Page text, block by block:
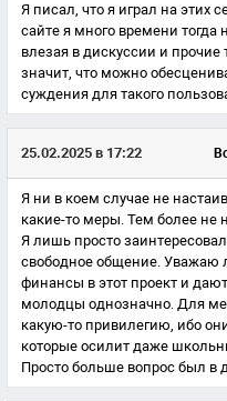
Я писал, что я играл на этих
сайте я много времени тогда
влезая в дискуссии и прочие
значит, что можно
суждения для такого
25.02.2025 в 17:22
Я ни в коем случае не
какие-то меры. Тем более не
Я лишь просто
свободное общение. Уважаю
финансы в этот проект и
молодцы однозначно. Для
какую-то привилегию, ибо
которые осилит даже
Просто больше вопрос был в